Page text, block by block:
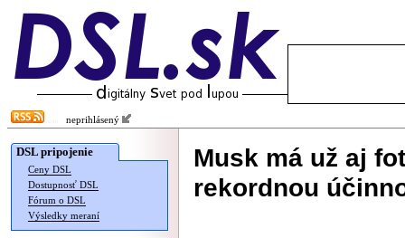
neprihlásený
DSL pripojenie
Ceny DSL
Dostupnosť DSL
Fórum o DSL
Výsledky meraní
Musk má už aj
rekordnou